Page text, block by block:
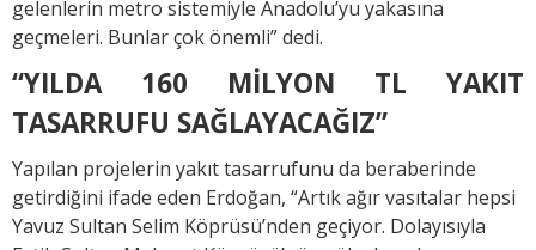
gelenlerin metro sistemiyle Anadolu’yu yakasına
geçmeleri. Bunlar çok önemli” dedi.
“YILDA 160 MİLYON TL YAKIT
TASARRUFU SAĞLAYACAĞIZ”
Yapılan projelerin yakıt tasarrufunu da beraberinde
getirdiğini ifade eden Erdoğan, “Artık ağır vasıtalar hepsi
Yavuz Sultan Selim Köprüsü’nden geçiyor. Dolayısıyla